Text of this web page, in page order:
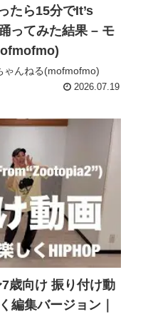
たら15分でIt’s
ってみた結果 – モ
ゃんねる(mofmofmo)
2026.07.19
歳向け 振り付け動
編集バージョン｜